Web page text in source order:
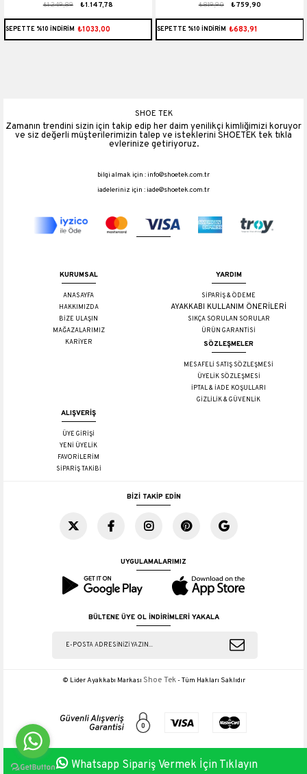
Deri₺1.147,78
₺1.249,89
SEPETTE %10 İNDİRİM ₺1033,00
₺759,90
₺819,90
SEPETTE %10 İNDİRİM ₺683,91
SHOE TEK
Zamanın trendini sizin için takip edip her daim yenilikçi kimliğimizi koruyor
ve siz değerli müşterilerimizin talep ve isteklerini SHOETEK tek tıkla
evlerinize getiriyoruz.
bilgi almak için :info@shoetek.com.tr
iadeleriniz için :iade@shoetek.com.tr
KURUMSAL
ANASAYFA
HAKKIMIZDA
BİZE ULAŞIN
MAĞAZALARIMIZ
KARİYER
YARDIM
SİPARİŞ & ÖDEME
AYAKKABI KULLANIM ÖNERİLERİ
SIKÇA SORULAN SORULAR
ÜRÜN GARANTİSİ
SÖZLEŞMELER
MESAFELİ SATIŞ SÖZLEŞMESİ
ÜYELİK SÖZLEŞMESİ
İPTAL & İADE KOŞULLARI
GİZLİLİK & GÜVENLİK
ALIŞVERİŞ
ÜYE GİRİŞİ
YENİ ÜYELİK
FAVORİLERİM
SİPARİŞ TAKİBİ
BİZİ TAKİP EDİN
UYGULAMALARIMIZ
BÜLTENE ÜYE OL İNDİRİMLERİ YAKALA
© Lider Ayakkabı Markası Shoe Tek- Tüm Hakları Saklıdır
Whatsapp Sipariş Vermek İçin Tıklayın